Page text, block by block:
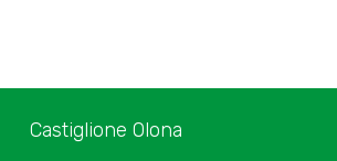
Castiglione Olona